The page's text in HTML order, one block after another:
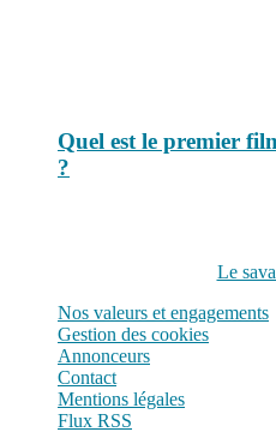
Quel est le premier
?
Le
Nos valeurs et engagements
Gestion des cookies
Annonceurs
Contact
Mentions légales
Flux RSS